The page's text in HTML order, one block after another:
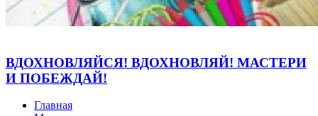
ВДОХНОВЛЯЙСЯ! ВДОХНОВЛЯЙ! МАСТЕРИ
И ПОБЕЖДАЙ!
Главная